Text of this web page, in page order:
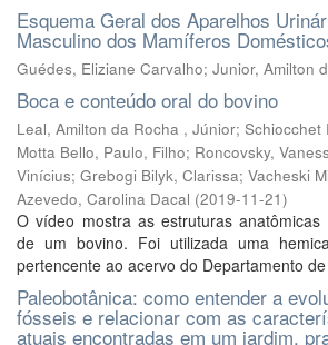
Esquema Geral dos Aparelhos
Masculino dos Mamíferos
Guédes, Eliziane Carvalho; Junior, Amilton
Boca e conteúdo oral do bovino
Leal, Amilton da Rocha , Júnior; Schiocchet
Motta Bello, Paulo, Filho; Roncovsky,
Vinícius; Grebogi Bilyk, Clarissa; Vacheski
Azevedo, Carolina Dacal (2019-11-21)
O vídeo mostra as estruturas
de um bovino. Foi utilizada uma
pertencente ao acervo do Departamento
Paleobotânica: como entender a
fósseis e relacionar com as
atuais encontradas em um jardim,